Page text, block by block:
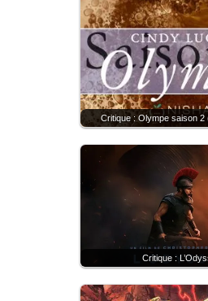
Critique : Olympe saison 2
Critique :